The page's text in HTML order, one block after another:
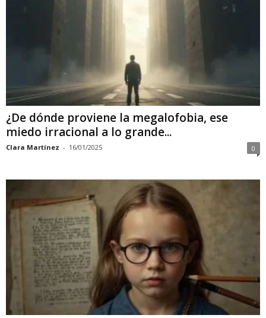
¿De dónde proviene la megalofobia, ese
miedo irracional a lo grande...
Clara Martínez - 16/01/2025 0